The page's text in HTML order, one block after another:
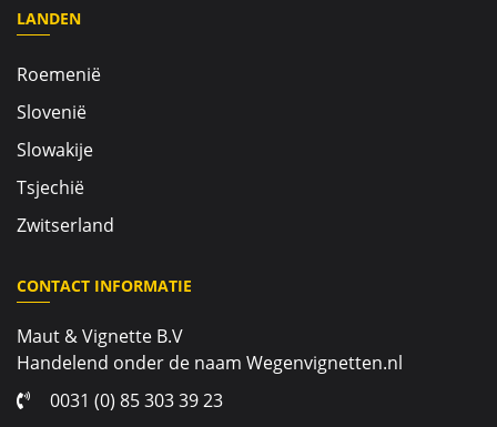
LANDEN
Roemenië
Slovenië
Slowakije
Tsjechië
Zwitserland
CONTACT INFORMATIE
Maut & Vignette B.V
Handelend onder de naam Wegenvignetten.nl
0031 (0) 85 303 39 23